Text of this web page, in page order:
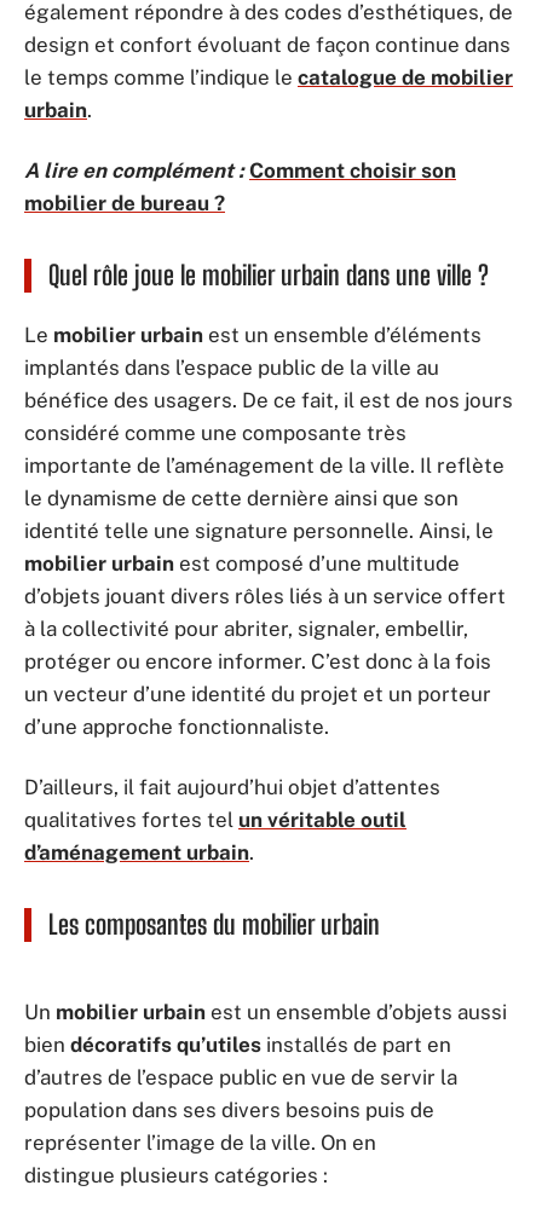
également répondre à des codes d’esthétiques, de
design et confort évoluant de façon continue dans
le temps comme l’indique le catalogue de mobilier
urbain.
A lire en complément : Comment choisir son
mobilier de bureau ?
Quel rôle joue le mobilier urbain dans une ville ?
Le mobilier urbain est un ensemble d’éléments
implantés dans l’espace public de la ville au
bénéfice des usagers. De ce fait, il est de nos jours
considéré comme une composante très
importante de l’aménagement de la ville. Il reflète
le dynamisme de cette dernière ainsi que son
identité telle une signature personnelle. Ainsi, le
mobilier urbain est composé d’une multitude
d’objets jouant divers rôles liés à un service offert
à la collectivité pour abriter, signaler, embellir,
protéger ou encore informer. C’est donc à la fois
un vecteur d’une identité du projet et un porteur
d’une approche fonctionnaliste.
D’ailleurs, il fait aujourd’hui objet d’attentes
qualitatives fortes tel un véritable outil
d’aménagement urbain.
Les composantes du mobilier urbain
Un mobilier urbain est un ensemble d’objets aussi
bien décoratifs qu’utiles installés de part en
d’autres de l’espace public en vue de servir la
population dans ses divers besoins puis de
représenter l’image de la ville. On en
distingue plusieurs catégories :